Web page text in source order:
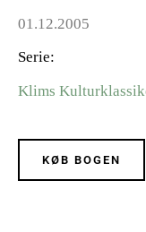
01.12.2005
Serie
Klims
KØB BOGEN